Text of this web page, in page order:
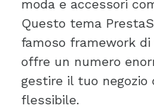
moda e accessori
Questo tema
famoso framework
offre un numero
gestire il tuo negozio
flessibile.